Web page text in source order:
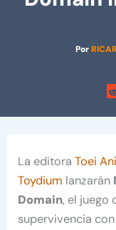
Por
La editoraToei
Toydium lanzarán
Domain, el juego
supervivencia